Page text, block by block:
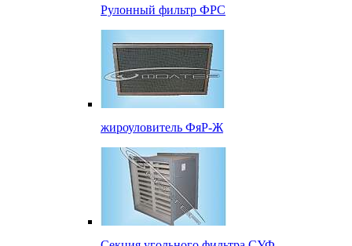
Рулонный фильтр ФРС
жироуловитель ФяР-Ж